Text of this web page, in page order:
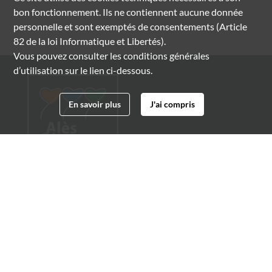
bon fonctionnement. Ils ne contiennent aucune donnée
personnelle et sont exemptés de consentements (Article
82 de la loi Informatique et Libertés).
Vous pouvez consulter les conditions générales
d’utilisation sur le lien ci-dessous.
En savoir plus J'ai compris